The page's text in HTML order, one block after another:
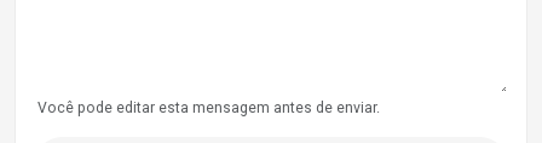
Você pode editar esta mensagem antes de enviar.